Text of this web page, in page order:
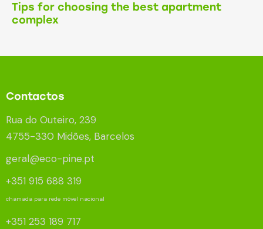
Tips for choosing the best apartment
complex
Contactos
Rua do Outeiro, 239
4755-330 Midões, Barcelos
geral@eco-pine.pt
+351 915 688 319
chamada para rede móvel nacional
+351 253 189 717